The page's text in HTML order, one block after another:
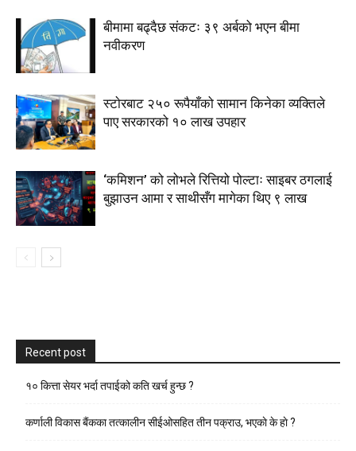
बीमामा बढ्दैछ संकटः ३९ अर्बको भएन बीमा
नवीकरण
स्टाेरबाट २५० रूपैयाँको सामान किनेका व्यक्तिले
पाए सरकारको १० लाख उपहार
‘कमिशन’ को लोभले रित्तियो पोल्टाः साइबर ठगलाई
बुझाउन आमा र साथीसँग मागेका थिए ९ लाख
Recent post
१० कित्ता सेयर भर्दा तपाईको कति खर्च हुन्छ ?
कर्णाली विकास बैंकका तत्कालीन सीईओसहित तीन पक्राउ, भएकाे के हाे ?